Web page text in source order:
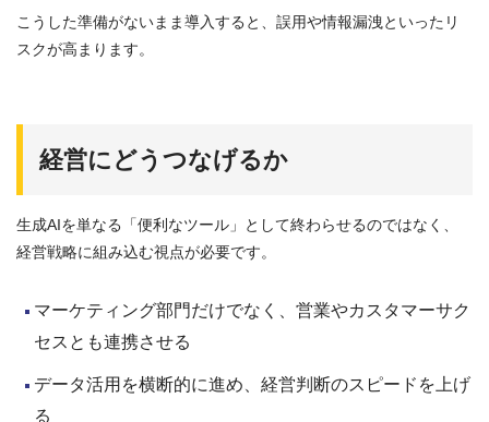
こうした準備がないまま導入すると、誤用や情報漏洩といったリ
スクが高まります。
経営にどうつなげるか
生成AIを単なる「便利なツール」として終わらせるのではなく、
経営戦略に組み込む視点が必要です。
マーケティング部門だけでなく、営業やカスタマーサク
セスとも連携させる
データ活用を横断的に進め、経営判断のスピードを上げ
る